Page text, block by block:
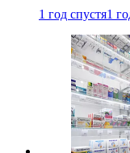
1 год спустя1